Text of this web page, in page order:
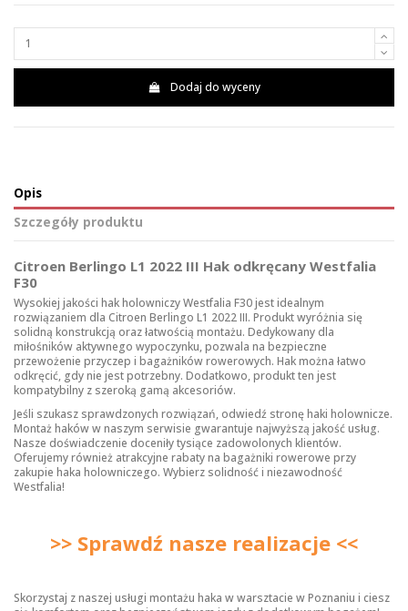
Dodaj do wyceny
Opis
Szczegóły produktu
Citroen Berlingo L1 2022 III Hak odkręcany Westfalia
F30
Wysokiej jakości hak holowniczy Westfalia F30 jest idealnym
rozwiązaniem dla Citroen Berlingo L1 2022 III. Produkt wyróżnia się
solidną konstrukcją oraz łatwością montażu. Dedykowany dla
miłośników aktywnego wypoczynku, pozwala na bezpieczne
przewożenie przyczep i bagażników rowerowych. Hak można łatwo
odkręcić, gdy nie jest potrzebny. Dodatkowo, produkt ten jest
kompatybilny z szeroką gamą akcesoriów.
Jeśli szukasz sprawdzonych rozwiązań, odwiedź stronęhaki holownicze.
Montaż haków w naszym serwisie gwarantuje najwyższą jakość usług.
Nasze doświadczenie doceniły tysiące zadowolonych klientów.
Oferujemy również atrakcyjne rabaty na bagażniki rowerowe przy
zakupie haka holowniczego. Wybierz solidność i niezawodność
Westfalia!
>> Sprawdź nasze realizacje <<
Skorzystaj z naszej usługi montażu haka w warsztacie w Poznaniu i ciesz